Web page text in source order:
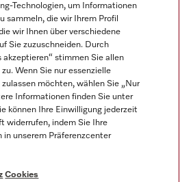
auf LinkedIn
Miele auf LinkedIn
Technologien, um Informationen
sammeln, die wir Ihrem Profil
wir Ihnen über verschiedene
Sie zuzuschneiden. Durch
akzeptieren“ stimmen Sie allen
Wenn Sie nur essenzielle
möchten, wählen Sie „Nur
Informationen finden Sie unter
können Ihre Einwilligung jederzeit
widerrufen, indem Sie Ihre
in unserem Präferenzcenter
Cookies